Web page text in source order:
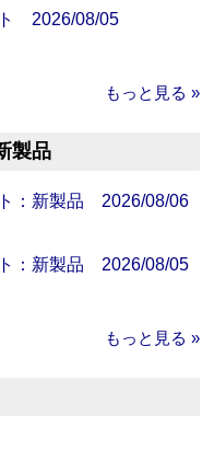
ト 2026/08/05
もっと見る »
製品
：新製品 2026/08/06
：新製品 2026/08/05
もっと見る »